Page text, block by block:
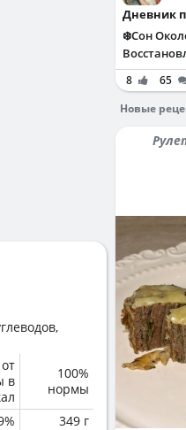
в
100%
нормы
349 г
Дневник
❄️Сон
8
65
Новые
Рулетики из лаваша с